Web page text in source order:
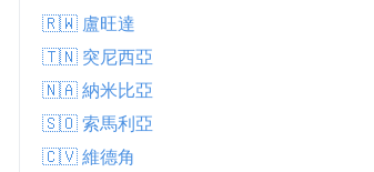
13.9°C
23%
15.5 kph
🇷🇼 盧旺達
🇹🇳 突尼西亞
🇳🇦 納米比亞
🇸🇴 索馬利亞
🇨🇻 維德角